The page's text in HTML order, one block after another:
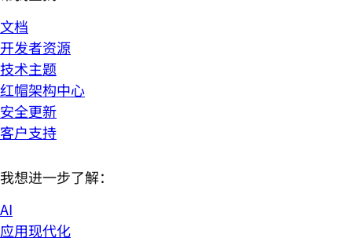
文档
开发者资源
技术主题
红帽架构中心
安全更新
客户支持
我想进一步了解：
AI
应用现代化